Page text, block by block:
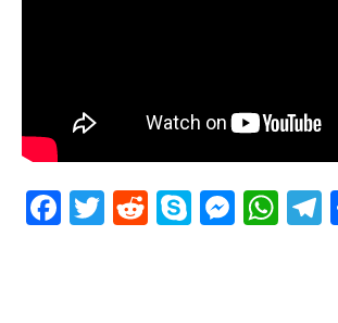
Facebook
Twitter
RedditSkype